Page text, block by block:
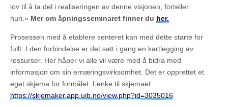
lov til å ta del i realiseringen av denne visjonen, forteller
hun.» Mer om åpningsseminaret finner du her.
Prosessen med å etablere senteret kan med dette starte for
fullt: I den forbindelse er det satt i gang en kartlegging av
ressurser. Her håper vi alle vil være med å bidra med
informasjon om sin ernæringsvirksomhet. Det er opprettet et
eget skjema for formålet. Lenke til skjemaet:
https://skjemaker.app.uib.no/view.php?id=3035016